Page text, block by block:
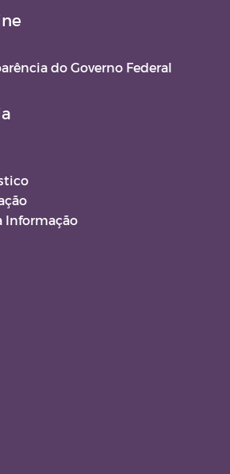
do Governo Federal
Informação